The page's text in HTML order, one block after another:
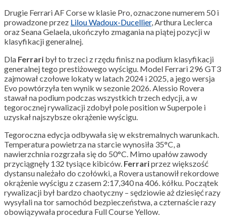
Drugie Ferrari AF Corse w klasie Pro, oznaczone numerem 50 i
prowadzone przez Lilou Wadoux-Ducellier, Arthura Leclerca
oraz Seana Gelaela, ukończyło zmagania na piątej pozycji w
klasyfikacji generalnej.
Dla Ferrari był to trzeci z rzędu finisz na podium klasyfikacji
generalnej tego prestiżowego wyścigu. Model Ferrari 296 GT3
zajmował czołowe lokaty w latach 2024 i 2025, a jego wersja
Evo powtórzyła ten wynik w sezonie 2026. Alessio Rovera
stawał na podium podczas wszystkich trzech edycji, a w
tegorocznej rywalizacji zdobył pole position w Superpole i
uzyskał najszybsze okrążenie wyścigu.
Tegoroczna edycja odbywała się w ekstremalnych warunkach.
Temperatura powietrza na starcie wynosiła 35°C, a
nawierzchnia rozgrzała się do 50°C. Mimo upałów zawody
przyciągnęły 132 tysiące kibiców. Ferrariprzez większość
dystansu należało do czołówki, a Rovera ustanowił rekordowe
okrążenie wyścigu z czasem 2:17,340 na 406. kółku. Początek
rywalizacji był bardzo chaotyczny – sędziowie aż dziesięć razy
wysyłali na tor samochód bezpieczeństwa, a czternaście razy
obowiązywała procedura Full Course Yellow.